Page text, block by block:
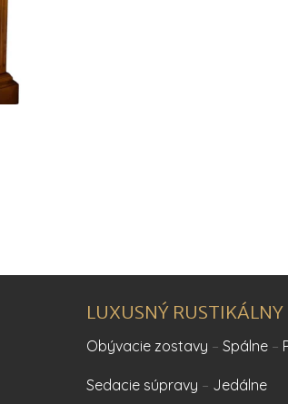
LUXUSNÝ
Obývacie zostavy – Spálne–
Sedacie súpravy – Jedálne